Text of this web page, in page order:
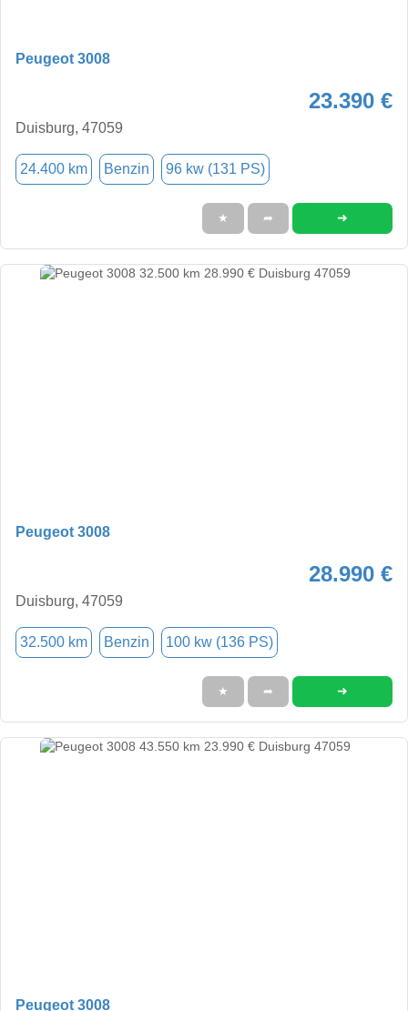
Peugeot 3008
23.390 €
Duisburg, 47059
24.400 km Benzin 96 kw (131 PS)
★ ➦ ➜
Peugeot 3008
28.990 €
Duisburg, 47059
32.500 km Benzin 100 kw (136 PS)
★ ➦ ➜
Peugeot 3008